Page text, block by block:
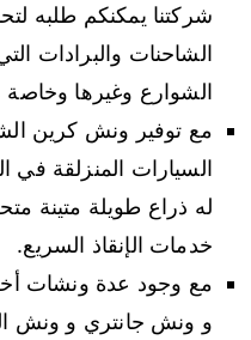
شركتنا يمكنكم طلبه
الشاحنات والبرادات
الشوارع وغيرها
مع توفير ونش كرين
السيارات المنزلقة في
له ذراع طويلة متينة
خدمات الإنقاذ السريع.
مع وجود عدة ونشات
و ونش جانتري و ونش